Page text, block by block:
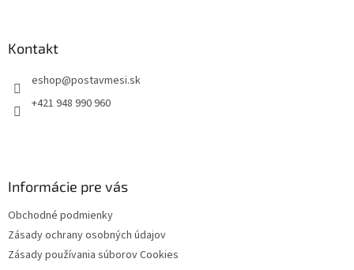
Kontakt
eshop@postavmesi.sk
+421 948 990 960
Informácie pre vás
Obchodné podmienky
Zásady ochrany osobných údajov
Zásady používania súborov Cookies